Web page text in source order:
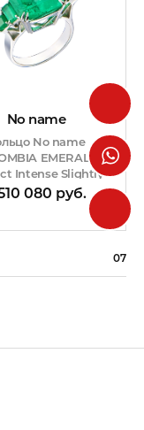
No name
No name
EMERALD
ct Intense Slightly
Green/VS
080 руб.
07